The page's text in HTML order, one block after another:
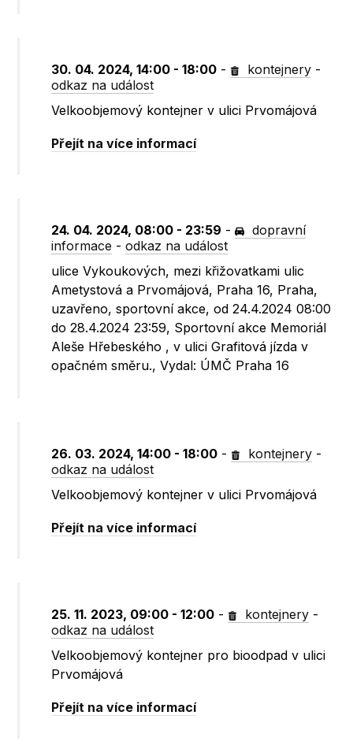
30. 04. 2024, 14:00 - 18:00 - kontejnery -
odkaz na událost
Velkoobjemový kontejner v ulici Prvomájová
Přejít na více informací
24. 04. 2024, 08:00 - 23:59 -
dopravní
informace -odkaz na událost
ulice Vykoukových, mezi křižovatkami ulic
Ametystová a Prvomájová, Praha 16, Praha,
uzavřeno, sportovní akce, od 24.4.2024 08:00
do 28.4.2024 23:59, Sportovní akce Memoriál
Aleše Hřebeského , v ulici Grafitová jízda v
opačném směru., Vydal: ÚMČ Praha 16
26. 03. 2024, 14:00 - 18:00 - kontejnery -
odkaz na událost
Velkoobjemový kontejner v ulici Prvomájová
Přejít na více informací
25. 11. 2023, 09:00 - 12:00 - kontejnery -
odkaz na událost
Velkoobjemový kontejner pro bioodpad v ulici
Prvomájová
Přejít na více informací